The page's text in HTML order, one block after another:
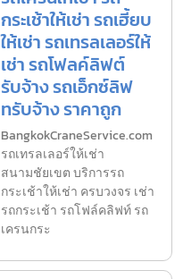
กระเช้าให้เช่า รถเฮี้ยบ
ให้เช่า รถเทรลเลอร์ให้
เช่า รถโฟลค์ลิฟต์
รับจ้าง รถเอ็กซ์ลิฟ
ทรับจ้าง ราคาถูก
BangkokCraneService.com
รถเทรลเลอร์ให้เช่า
สนามชัยเขต บริการรถ
กระเช้าให้เช่า ครบวงจร เช่า
รถกระเช้า รถโฟล์คลิฟท์ รถ
เครนกระ